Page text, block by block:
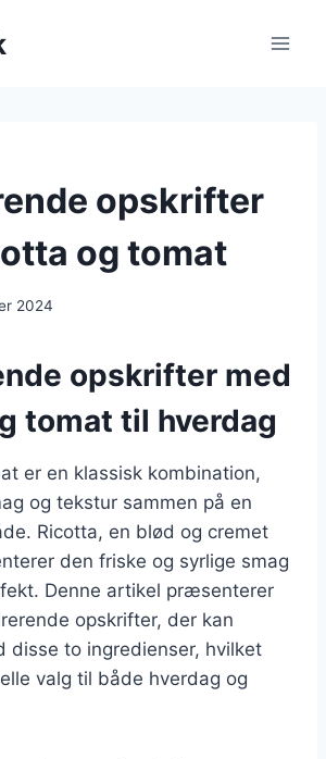
opskrifter
og tomat
2024
opskrifter med
tomat til hverdag
er en klassisk kombination,
og tekstur sammen på en
Ricotta, en blød og cremet
den friske og syrlige smag
Denne artikel præsenterer
opskrifter, der kan
disse to ingredienser, hvilket
valg til både hverdag og